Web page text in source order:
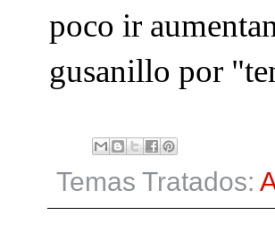
poco ir
gusanillo por
Temas Tratados: